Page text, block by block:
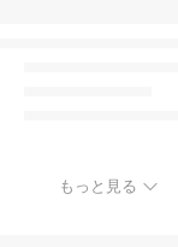
もっと見る